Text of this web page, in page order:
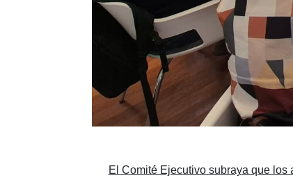
El Comité Ejecutivo subraya que